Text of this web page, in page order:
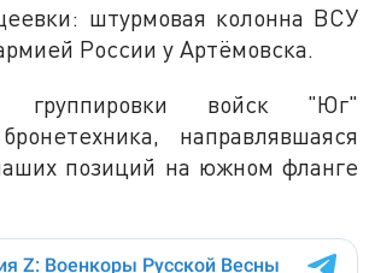
штурмовая колонна ВСУ
России у Артёмовска.
группировки войск "Юг"
направлявшаяся
позиций на южном фланге